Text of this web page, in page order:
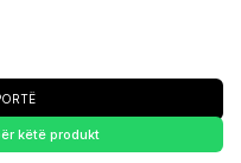
këtë produkt